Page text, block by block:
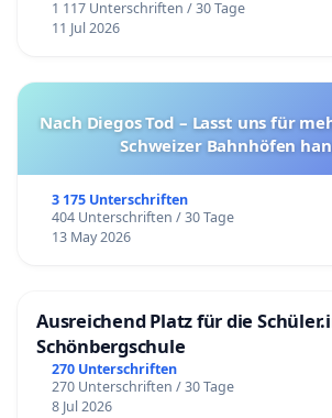
1 117 Unterschriften / 30 Tage
11 Jul 2026
Nach Diegos Tod – Lasst uns für
Schweizer Bahnhöfen
3 175 Unterschriften
404 Unterschriften / 30 Tage
13 May 2026
Ausreichend Platz für die
Schönbergschule
270 Unterschriften
270 Unterschriften / 30 Tage
8 Jul 2026